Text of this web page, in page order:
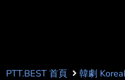
PTT.BEST 首頁 韓劇